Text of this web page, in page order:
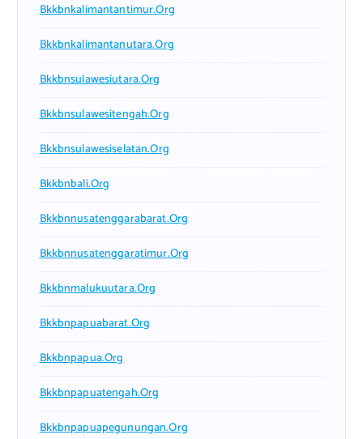
Bkkbnkalimantantimur.org
Bkkbnkalimantanutara.org
Bkkbnsulawesiutara.org
Bkkbnsulawesitengah.org
Bkkbnsulawesiselatan.org
Bkkbnbali.org
Bkkbnnusatenggarabarat.org
Bkkbnnusatenggaratimur.org
Bkkbnmalukuutara.org
Bkkbnpapuabarat.org
Bkkbnpapua.org
Bkkbnpapuatengah.org
Bkkbnpapuapegunungan.org